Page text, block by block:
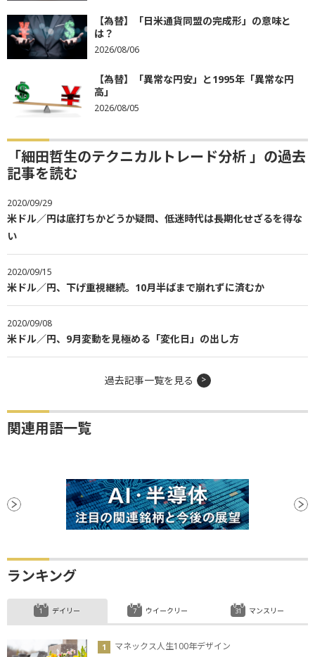
【為替】「日米通貨同盟の完成形」の意味と
は？
2026/08/06
【為替】「異常な円安」と1995年「異常な円
高」
2026/08/05
「細田哲生のテクニカルトレード分析 」の過去
記事を読む
2020/09/29
米ドル／円は底打ちかどうか疑問、低迷時代は長期化せざるを得な
い
2020/09/15
米ドル／円、下げ重視継続。10月半ばまで崩れずに済むか
2020/09/08
米ドル／円、9月変動を見極める「変化日」の出し方
過去記事一覧を見る
関連用語一覧
ランキング
デイリー
マネックス人生100年デザイン
ウイークリー マンスリー